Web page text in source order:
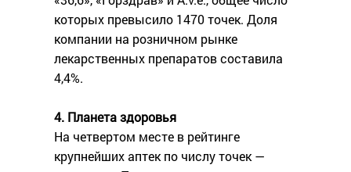
которых превысило 1470 точек. Доля
компании на розничном рынке
лекарственных препаратов составила
4,4%.
4. Планета здоровья
На четвертом месте в рейтинге
крупнейших аптек по числу точек —